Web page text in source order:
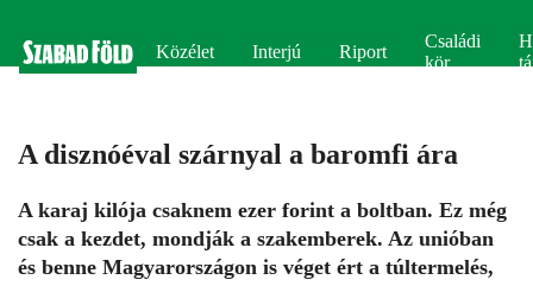
Közélet Interjú Riport
Családi
kör
A disznóéval szárnyal a baromfi ára
A karaj kilója csaknem ezer forint a boltban. Ez még
csak a kezdet, mondják a szakemberek. Az unióban
és benne Magyarországon is véget ért a túltermelés,